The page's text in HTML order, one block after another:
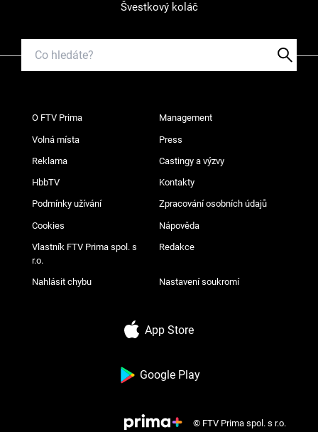
Švestkový koláč
O FTV Prima Management
Volná místa Press
Reklama Castingy a výzvy
HbbTV Kontakty
Podmínky užívání Zpracování osobních údajů
Cookies Nápověda
Vlastník FTV Prima spol. s
r.o.
Redakce
Nahlásit chybu Nastavení soukromí
App Store
Google Play
© FTV Prima spol. s r.o.